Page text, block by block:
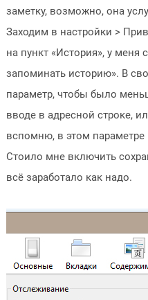
заметку, возможно, она
Заходим в настройки >
на пункт «История», у меня
запоминать историю». В
параметр, чтобы было
вводе в адресной строке,
вспомню, в этом
Стоило мне включить
всё заработало как надо.